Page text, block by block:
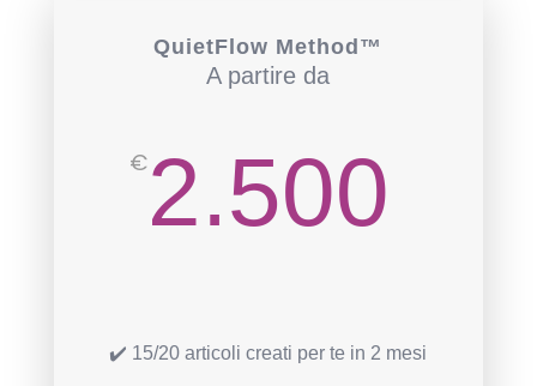
QuietFlow Method™
A partire da
€2.500
✔️ 15/20 articoli creati per te in 2 mesi